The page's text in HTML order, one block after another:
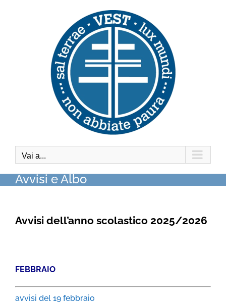
Vai a...
Avvisi e Albo
Avvisi dell’anno scolastico 2025/2026
FEBBRAIO
avvisi del 19 febbraio